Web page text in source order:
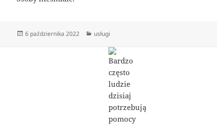
Data
6 października 2022 Kategorie
usługi